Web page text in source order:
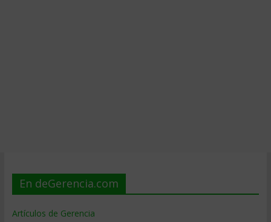
En deGerencia.com
Artículos de Gerencia